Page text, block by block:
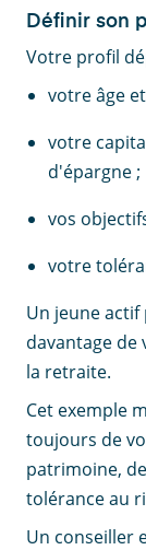
Définir son
Votre profil
votre âge
votre
d'épargne ;
vos
votre
Un jeune
davantage
la retraite.
Cet exemple
toujours de
patrimoine,
tolérance au
Un conseiller